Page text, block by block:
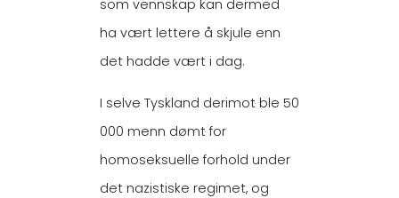
som vennskap kan dermed
ha vært lettere å skjule enn
det hadde vært i dag.
I selve Tyskland derimot ble 50
000 menn dømt for
homoseksuelle forhold under
det nazistiske regimet, og